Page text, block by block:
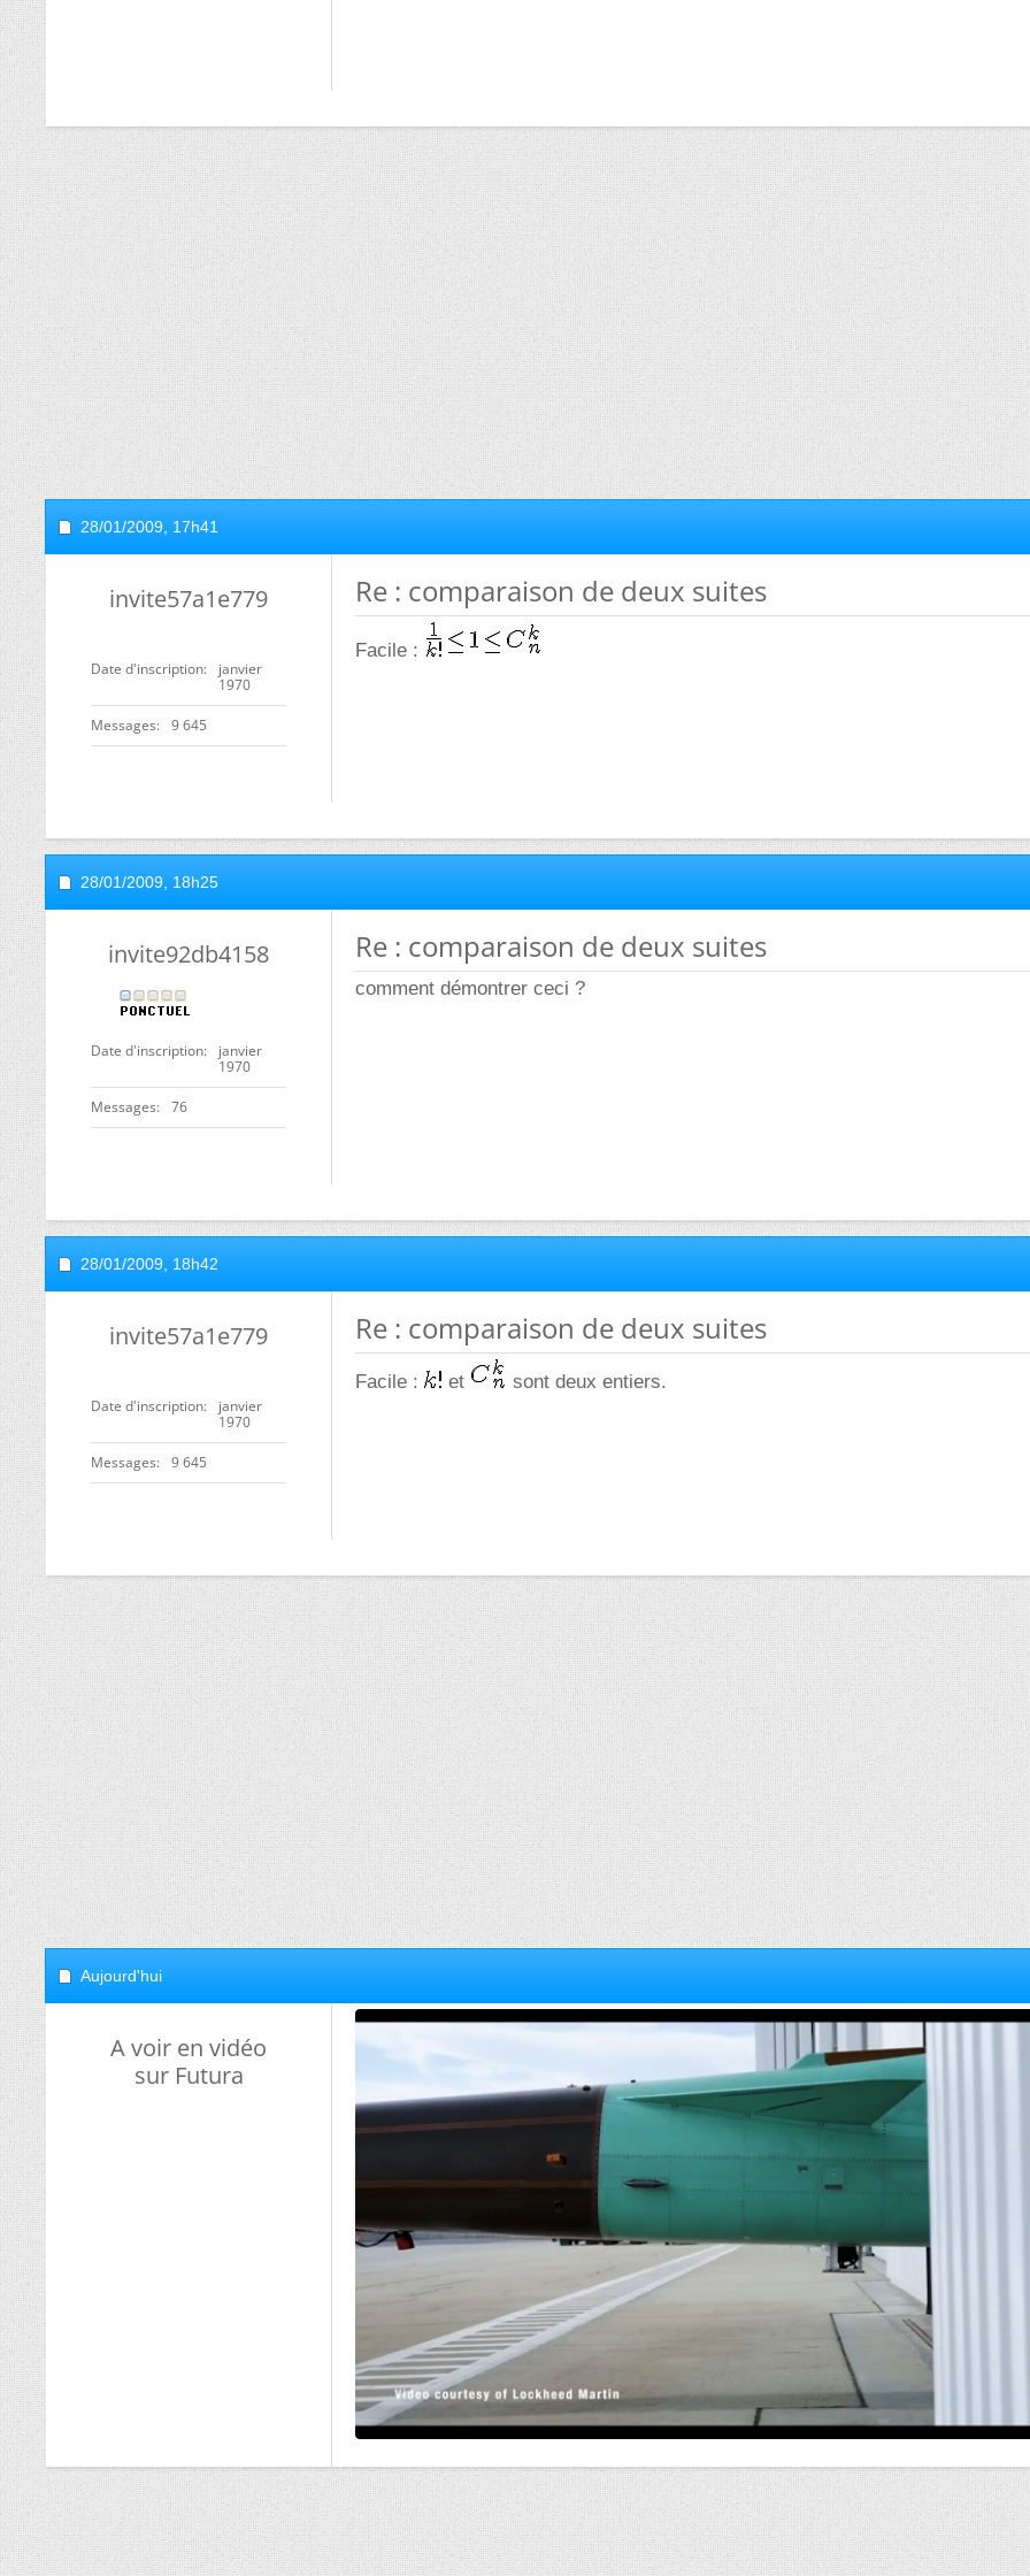
28/01/2009, 17h41
invite57a1e779
Date d'inscription
janvier
1970
Messages 9 645
Re : comparaison de deux suites
Facile :
28/01/2009, 18h25
invite92db4158
Date d'inscription
janvier
1970
Messages 76
Re : comparaison de deux suites
comment démontrer ceci ?
28/01/2009, 18h42
invite57a1e779
Date d'inscription
janvier
1970
Messages 9 645
Re : comparaison de deux suites
Facile : et sont deux entiers.
Aujourd'hui
A voir en vidéo
sur Futura